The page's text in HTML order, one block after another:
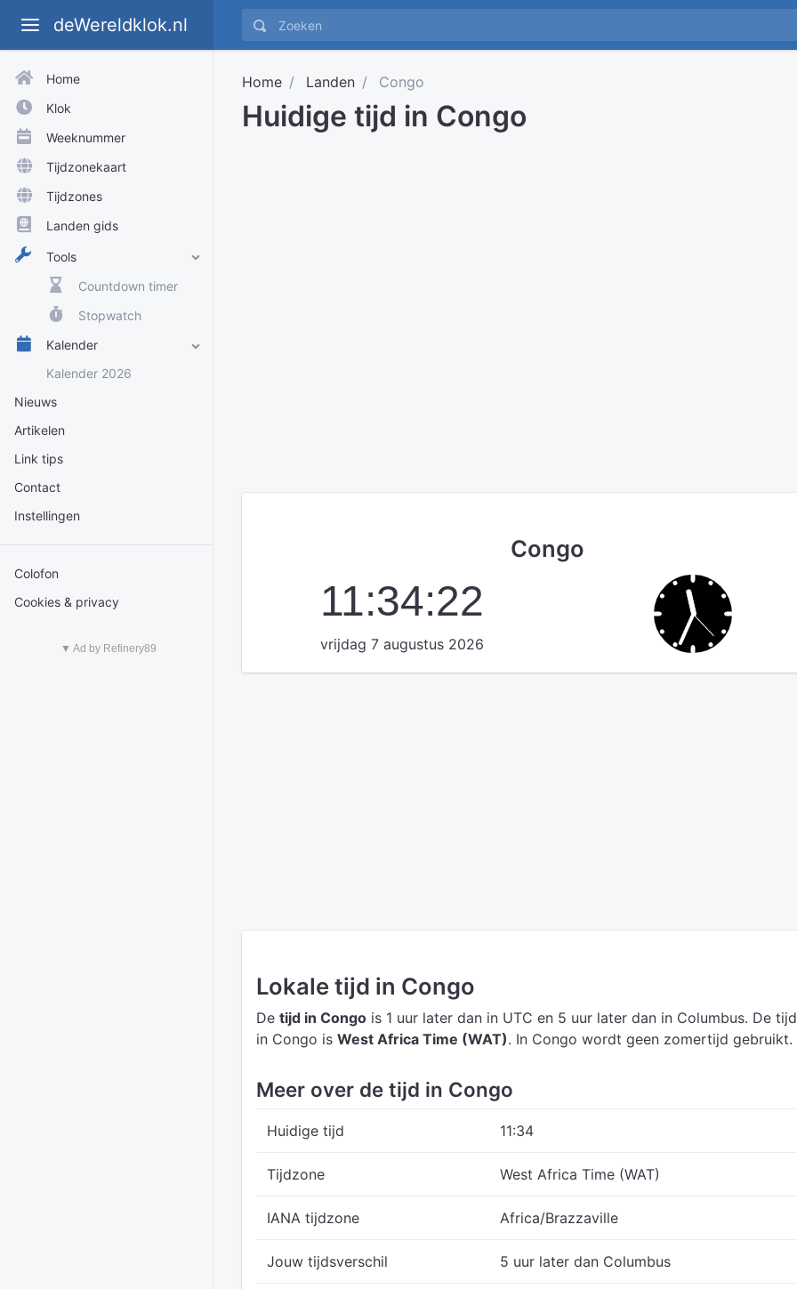
deWereldklok.nl
Home
Klok
Weeknummer
Tijdzonekaart
Tijdzones
Landen gids
Tools
Countdown timer
Stopwatch
Kalender
Kalender 2026
Nieuws
Artikelen
Link tips
Contact
Instellingen
Colofon
Cookies & privacy
▼ Ad by Refinery89
Home Landen Congo
Huidige tijd in Congo
Congo
11:34:23
vrijdag 7 augustus 2026
Lokale tijd in Congo
De tijd in Congo is 1 uur later dan in UTC en 5 uur later dan in Columbus. De
in Congo is West Africa Time (WAT). In Congo wordt geen zomertijd gebruikt.
Meer over de tijd in Congo
Huidige tijd 11:34
Tijdzone West Africa Time (WAT)
IANA tijdzone Africa/Brazzaville
Jouw tijdsverschil 5 uur later dan Columbus